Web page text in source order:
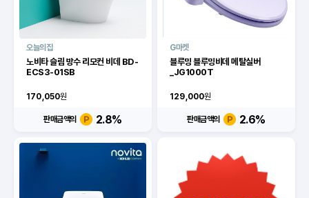
오늘의집
노비타 슬림 방수 리모컨 비데 BD-
ECS3-01SB
170,050원
판매금액의 2.8%
G마켓
블루밍 블루밍비데 메탈실버
_JG1000T
129,000원
판매금액의 2.6%